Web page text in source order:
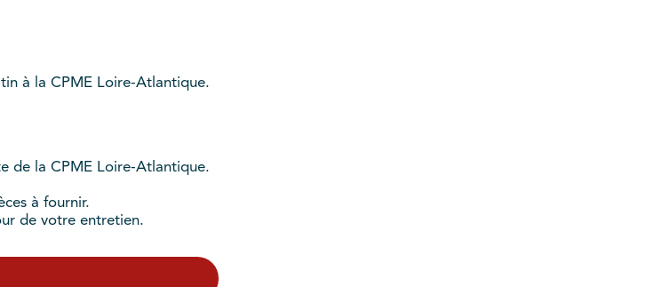
à la CPME Loire-Atlantique.
de la CPME Loire-Atlantique.
à fournir.
de votre entretien.